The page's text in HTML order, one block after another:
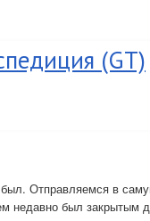
(GT)
Отправляемся в
был закрытым